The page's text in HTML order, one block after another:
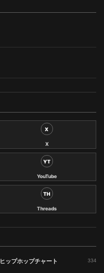
X
X
YT
YouTube
TH
Threads
ヒップホップチャート 334